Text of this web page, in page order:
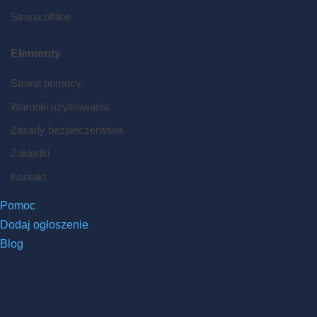
Strona offline
Elementy
Strona pomocy
Warunki użytkowania
Zasady bezpieczeństwa
Zakładki
Kontakt
Pomoc
Dodaj ogłoszenie
Blog